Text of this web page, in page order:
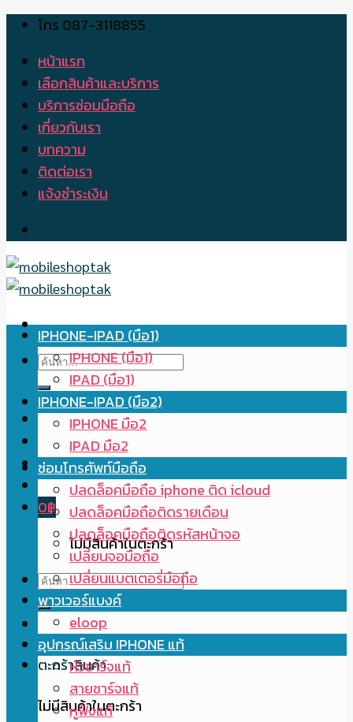
Skip
content
โทร 087-3118855
หน้าแรก
เลือกสินค้าและบริการ
บริการซ่อมมือถือ
เกี่ยวกับเรา
บทความ
ติดต่อเรา
แจ้งชำระเงิน
ค้นหา:
0฿
ไม่มีสินค้าในตะกร้า
ค้นหา:
ตะกร้าสินค้า
ไม่มีสินค้าในตะกร้า
IPHONE-IPAD (มือ1)
IPHONE (มือ1)
IPAD (มือ1)
IPHONE-IPAD (มือ2)
IPHONE มือ2
IPAD มือ2
ซ่อมโทรศัพท์มือถือ
ปลดล็อคมือถือ iphone ติด icloud
ปลดล็อคมือถือติดรายเดือน
ปลดล็อคมือถือติดรหัสหน้าจอ
เปลี่ยนจอมือถือ
เปลี่ยนแบตเตอรี่มือถือ
พาวเวอร์แบงค์
eloop
อุปกรณ์เสริม IPHONE แท้
หัวชาร์จแท้
สายชาร์จแท้
หูฟังแท้